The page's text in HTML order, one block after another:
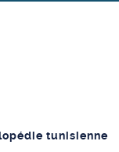
tunisienne